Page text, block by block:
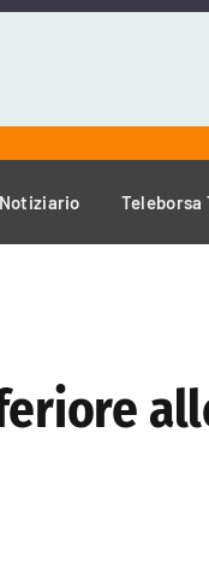
Notiziario Teleborsa